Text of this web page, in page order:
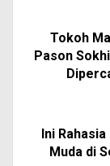
Tokoh
Pason
Ini
Muda di